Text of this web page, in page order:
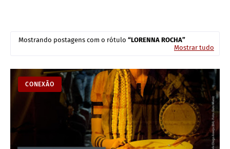
Mostrando postagens com o rótulo
LORENNA ROCHA
Mostrar tudo
CONEXÃO